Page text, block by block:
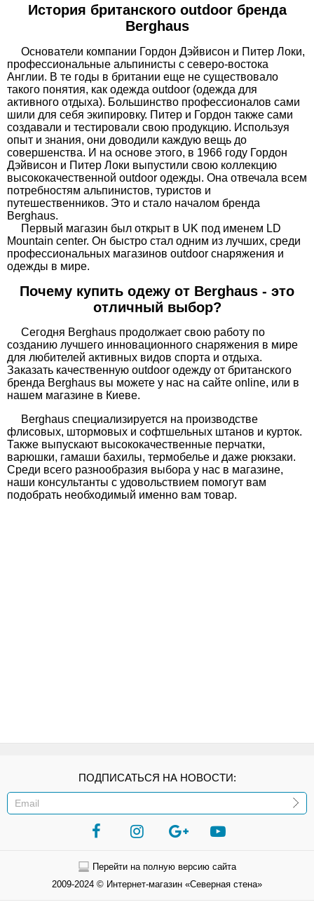
История британского оutdoorбренда
Berghaus
Основатели компании Гордон Дэйвисон и Питер Локи,
профессиональные альпинисты с северо-востока
Англии. В те годы в британии еще не существовало
такого понятия, как одежда оutdoor (одежда для
активного отдыха). Большинство профессионалов сами
шили для себя экипировку. Питер и Гордон также сами
создавали и тестировали свою продукцию. Используя
опыт и знания, они доводили каждую вещь до
совершенства. И на основе этого, в 1966 году Гордон
Дэйвисон и Питер Локи выпустили свою коллекцию
высококачественной оutdoor одежды. Она отвечала всем
потребностям альпинистов, туристов и
путешественников. Это и стало началом бренда
Berghaus.
Первый магазин был открыт в UK под именем LD
Mountain center. Он быстро стал одним из лучших, среди
профессиональных магазинов оutdoor снаряжения и
одежды в мире.
Почему купить одежу от Berghaus - это
отличный выбор?
Сегодня Berghaus продолжает свою работу по
созданию лучшего инновационного снаряжения в мире
для любителей активных видов спорта и отдыха.
Заказать качественную оutdoor одежду от британского
бренда Berghaus вы можете у нас на сайте online, или в
нашем магазине в Киеве.
Berghaus специализируется на производстве
флисовых, штормовых и софтшельных штанов и курток.
Также выпускают высококачественные перчатки,
варюшки, гамаши бахилы, термобелье и даже рюкзаки.
Среди всего разнообразия выбора у нас в магазине,
наши консультанты с удовольствием помогут вам
подобрать необходимый именно вам товар.
ПОДПИСАТЬСЯ НА НОВОСТИ:
Перейти на полную версию сайта
2009-2024 © Интернет-магазин «Северная стена»